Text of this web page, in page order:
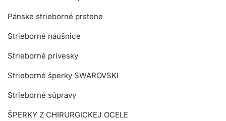
Pánske strieborné prstene
Strieborné náušnice
Strieborné prívesky
Strieborné šperky SWAROVSKI
Strieborné súpravy
ŠPERKY Z CHIRURGICKEJ OCELE